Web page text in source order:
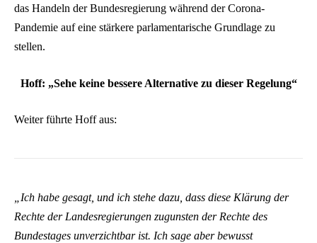
das Handeln der Bundesregierung während der Corona-
Pandemie auf eine stärkere parlamentarische Grundlage zu
stellen.
Hoff: „Sehe keine bessere Alternative zu dieser Regelung“
Weiter führte Hoff aus:
„Ich habe gesagt, und ich stehe dazu, dass diese Klärung der
Rechte der Landesregierungen zugunsten der Rechte des
Bundestages unverzichtbar ist. Ich sage aber bewusst